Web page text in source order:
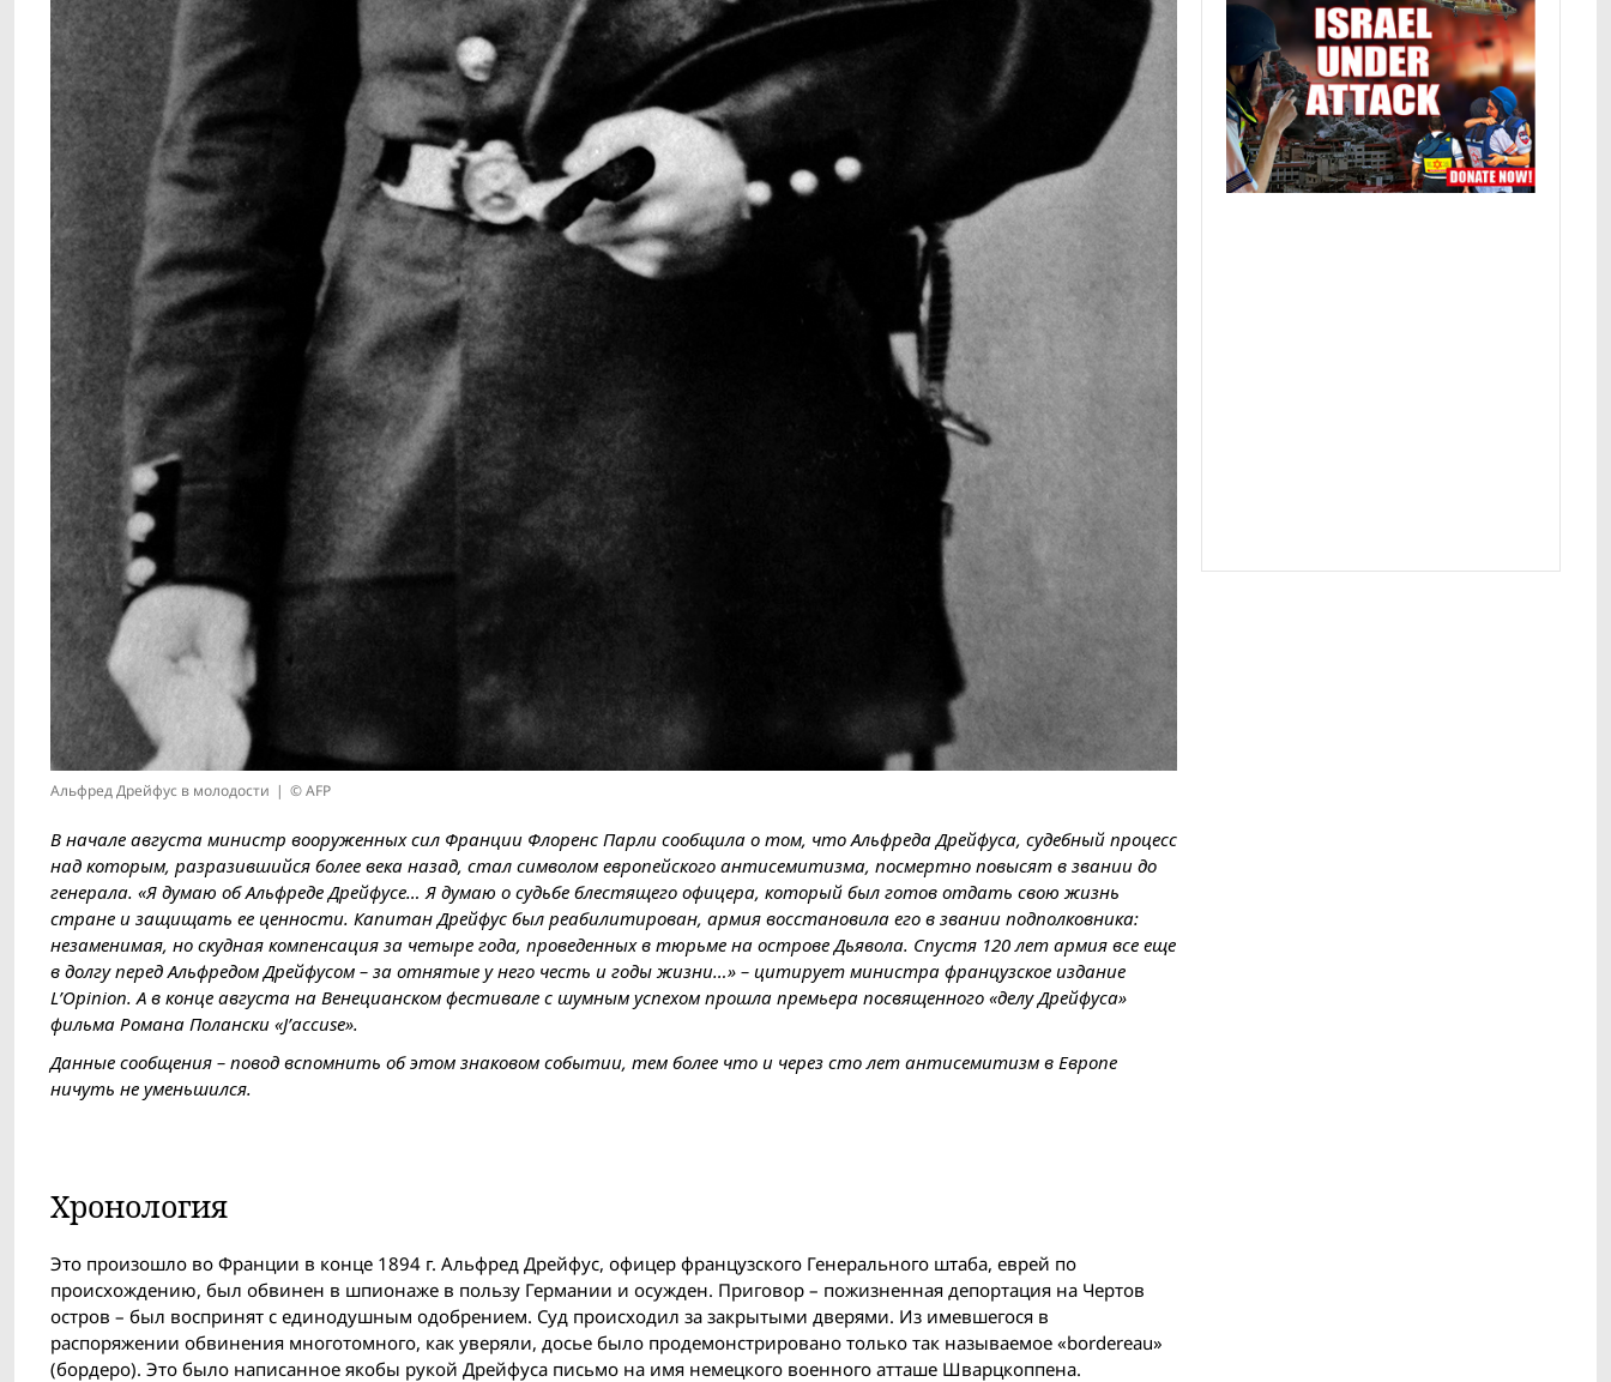
Альфред Дрейфус в молодости © AFP
В начале августа министр вооруженных сил Франции Флоренс Парли сообщила о том, что Альфреда Дрейфуса, судебный процесс
над которым, разрази­вшийся более века назад, стал символом европейского антисемитизма, посмертно повысят в звании до
генерала. «Я думаю об Альфреде Дрейфусе… Я думаю о судьбе блестящего офицера, который был готов отдать свою жизнь
стране и защищать ее ценности. Капитан Дрейфус был реабилитирован, армия восстановила его в звании подполковника:
незаменимая, но скудная компенсация за четыре года, проведенных в тюрьме на острове Дьявола. Спустя 120 лет армия все еще
в долгу перед Альфредом Дрейфусом – за отнятые у него честь и годы жизни…» – цитирует министра французское издание
L’Opinion. А в конце августа на Венецианском фестивале с шумным успехом прошла премьера посвященного «делу Дрейфуса»
фильма Романа Полански «J’accuse».
Данные сообщения – повод вспомнить об этом знаковом событии, тем более что и через сто лет антисемитизм в Европе
ничуть не уменьшился.
Хронология
Это произошло во Франции в конце 1894 г. Альфред Дрейфус, офицер французского Генерального штаба, еврей по
происхождению, был обвинен в шпионаже в пользу Германии и осужден. Приговор – пожизненная депортация на Чертов
остров – был воспринят с единодушным одобрением. Суд происходил за закрытыми дверями. Из имевшегося в
распоряжении обвинения многотомного, как уверяли, досье было продемонстрировано только так называемое «bordereau»
(бордеро). Это было написанное якобы рукой Дрейфуса письмо на имя немецкого военного атташе Шварцкоппена.